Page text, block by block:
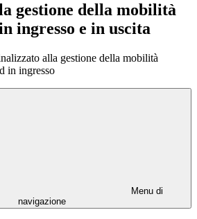
gestione della mobilità
ingresso e in uscita
alla gestione della mobilità
in ingresso
Menu di
navigazione